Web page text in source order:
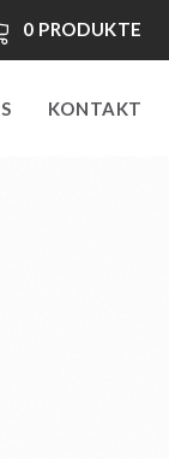
0 PRODUKTE
KONTAKT